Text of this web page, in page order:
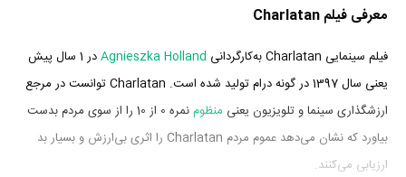
معرفی فیلم Charlatan
فیلم سینمایی Charlatan به‌کارگردانی Agnieszka Holland
در 1 سال پیش
یعنی سال 1397 در گونه درام تولید شده است. Charlatan توانست در مرجع
ارزشگذاری سینما و تلویزیون یعنی منظوم
نمره 0 از 10 را از سوی مردم بدست
بیاورد که نشان می‌دهد عموم مردم Charlatan را اثری بی‌ارزش و بسیار بد
ارزیابی می‌کنند.